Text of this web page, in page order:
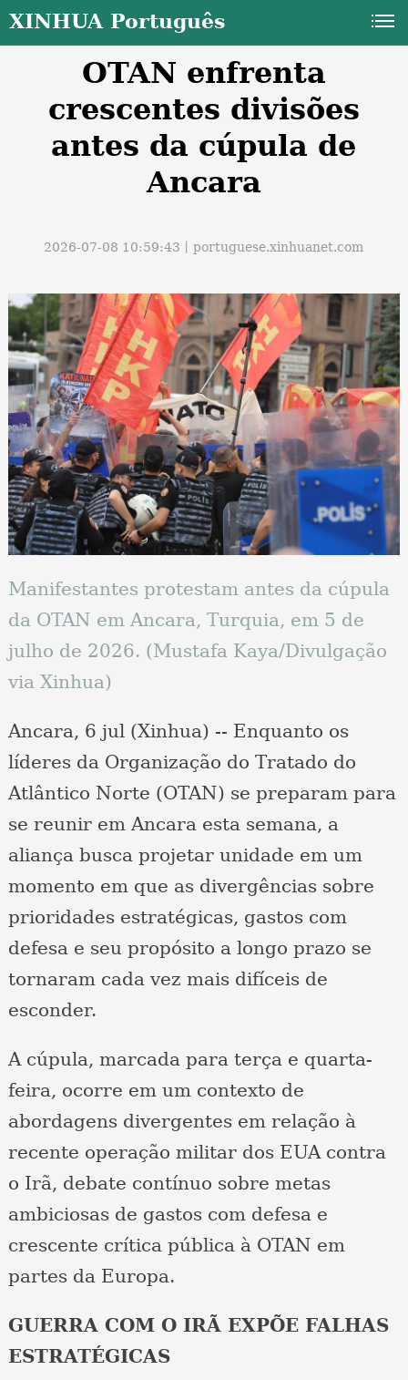
XINHUA Português
OTAN enfrenta
crescentes divisões
antes da cúpula de
Ancara
2026-07-08 10:59:43丨portuguese.xinhuanet.com
Manifestantes protestam antes da cúpula
da OTAN em Ancara, Turquia, em 5 de
julho de 2026. (Mustafa Kaya/Divulgação
via Xinhua)
Ancara, 6 jul (Xinhua) -- Enquanto os
líderes da Organização do Tratado do
Atlântico Norte (OTAN) se preparam para
se reunir em Ancara esta semana, a
aliança busca projetar unidade em um
momento em que as divergências sobre
prioridades estratégicas, gastos com
defesa e seu propósito a longo prazo se
tornaram cada vez mais difíceis de
esconder.
A cúpula, marcada para terça e quarta-
feira, ocorre em um contexto de
abordagens divergentes em relação à
recente operação militar dos EUA contra
o Irã, debate contínuo sobre metas
ambiciosas de gastos com defesa e
crescente crítica pública à OTAN em
partes da Europa.
GUERRA COM O IRÃ EXPÕE FALHAS
ESTRATÉGICAS